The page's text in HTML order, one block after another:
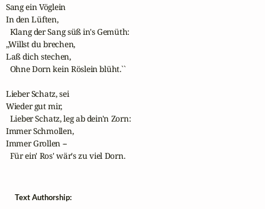
Sang ein Vöglein
In den Lüften,
  Klang der Sang süß in's Gemüth:
,,Willst du brechen,
Laß dich stechen,
  Ohne Dorn kein Röslein blüht.``
Lieber Schatz, sei
Wieder gut mir,
  Lieber Schatz, leg ab dein'n Zorn:
Immer Schmollen,
Immer Grollen --
  Für ein' Ros' wär's zu viel Dorn.
Text Authorship: